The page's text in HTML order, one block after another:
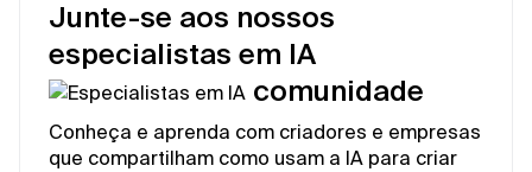
Junte-se aos nossos
especialistas em IA
comunidade
Conheça e aprenda com criadores e empresas
que compartilham como usam a IA para criar